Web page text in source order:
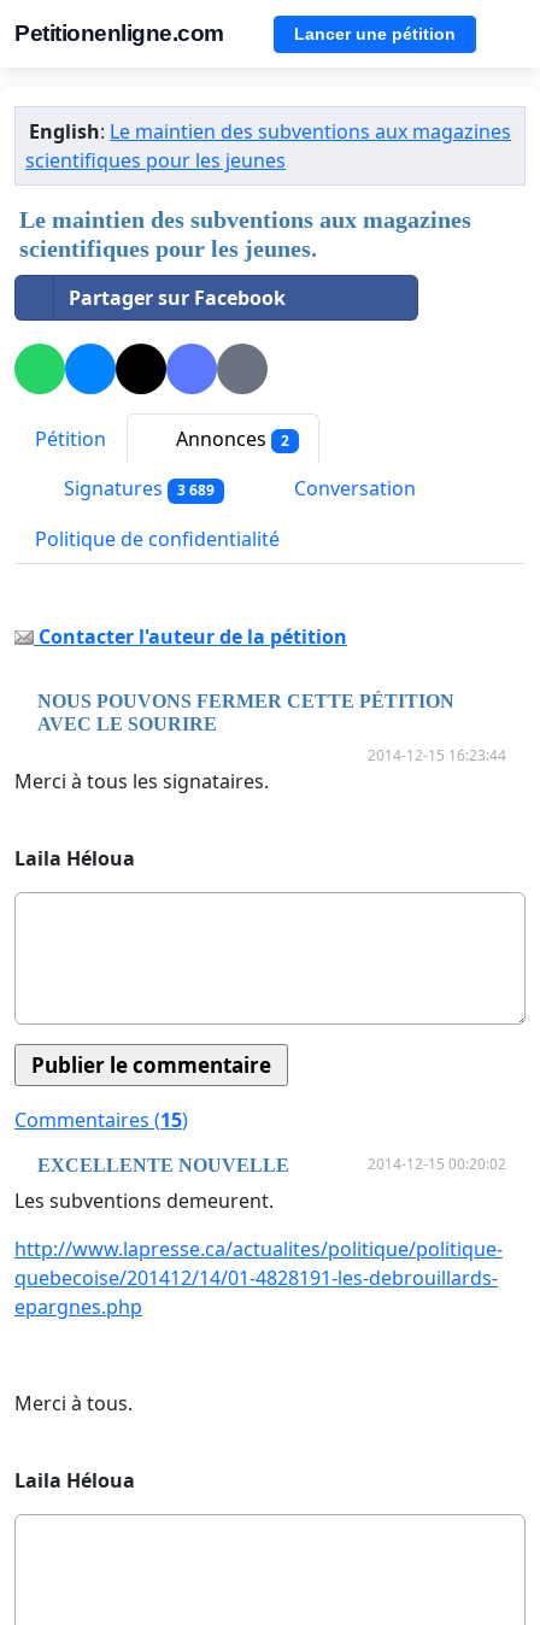
Petitionenligne.com Lancer une pétition
English: Le maintien des subventions aux magazines
scientifiques pour les jeunes
Le maintien des subventions aux magazines
scientifiques pour les jeunes.
Partager sur Facebook
Pétition Annonces 2
Signatures 3 689
Conversation
Politique de confidentialité
Contacter l'auteur de la pétition
NOUS POUVONS FERMER CETTE PÉTITION
AVEC LE SOURIRE
2014-12-15 16:23:44
Merci à tous les signataires.
Laila Héloua
Commentaires (15)
EXCELLENTE NOUVELLE 2014-12-15 00:20:02
Les subventions demeurent.
http://www.lapresse.ca/actualites/politique/politique-
quebecoise/201412/14/01-4828191-les-debrouillards-
epargnes.php
Merci à tous.
Laila Héloua